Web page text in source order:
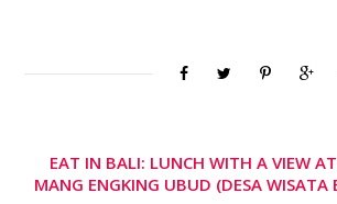
EAT IN BALI: LUNCH WITH A VIEW
MANG ENGKING UBUD (DESA WISATA